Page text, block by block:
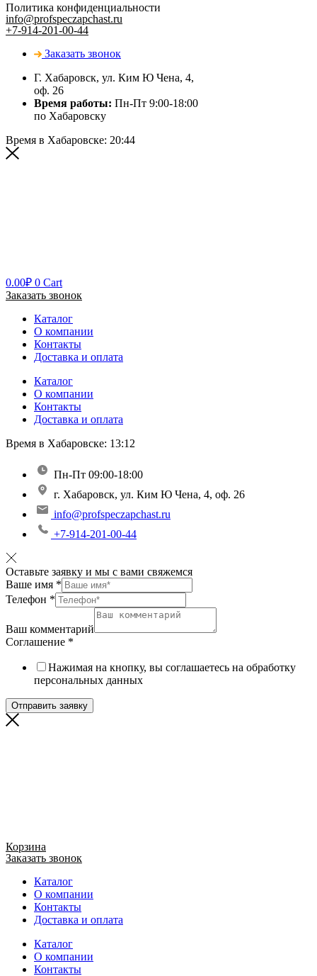
Политика конфиденциальности
info@profspeczapchast.ru
+7-914-201-00-44
Заказать звонок
Г. Хабаровск, ул. Ким Ю Чена, 4,
оф. 26
Время работы: Пн-Пт 9:00-18:00
по Хабаровску
Время в Хабаровске: 20:44
0.00₽ 0 Cart
Заказать звонок
Каталог
О компании
Контакты
Доставка и оплата
Каталог
О компании
Контакты
Доставка и оплата
Время в Хабаровске: 13:12
Пн-Пт 09:00-18:00
г. Хабаровск, ул. Ким Ю Чена, 4, оф. 26
info@profspeczapchast.ru
+7-914-201-00-44
Оставьте заявку и мы с вами свяжемся
Ваше имя *
Телефон *
Ваш комментарий
Соглашение *
Нажимая на кнопку, вы соглашаетесь на обработку
персональных данных
Отправить заявку
Корзина
Заказать звонок
Каталог
О компании
Контакты
Доставка и оплата
Каталог
О компании
Контакты